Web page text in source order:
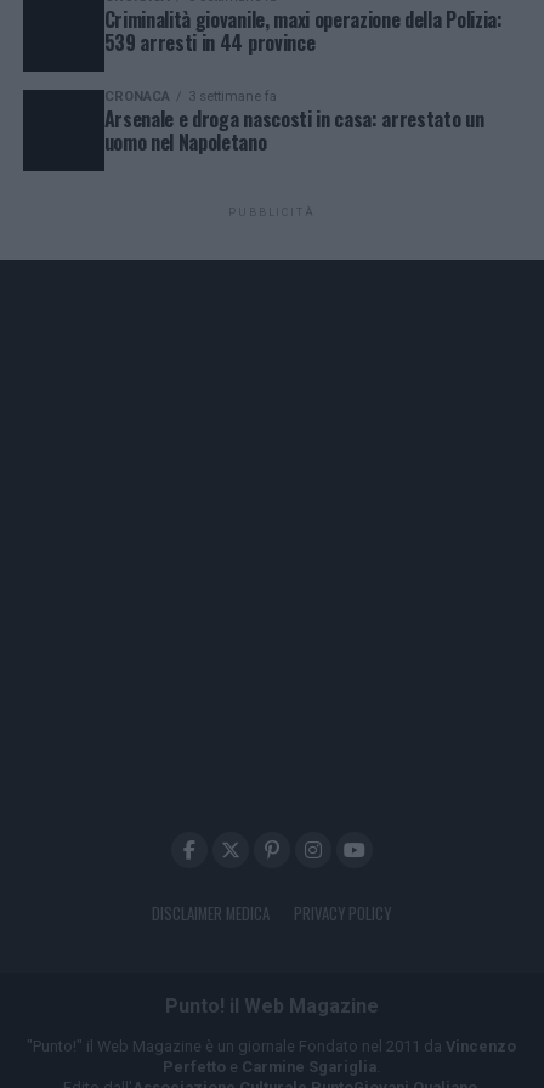
Criminalità giovanile, maxi operazione della Polizia:
539 arresti in 44 province
CRONACA 3 settimane fa
Arsenale e droga nascosti in casa: arrestato un
uomo nel Napoletano
PUBBLICITÀ
DISCLAIMER MEDICA PRIVACY POLICY
Punto! il Web Magazine
"Punto!" il Web Magazine è un giornale Fondato nel 2011 da Vincenzo
Perfetto e Carmine Sgariglia